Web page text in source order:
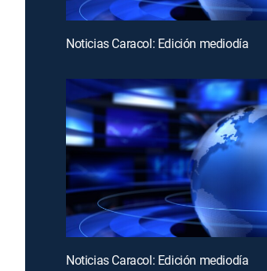
Noticias Caracol: Edición mediodía
Noticias Caracol: Edición mediodía